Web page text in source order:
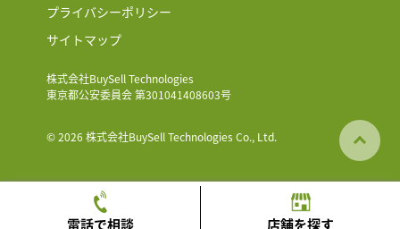
電話で相談 店舗を探す
プライバシーポリシー
サイトマップ
株式会社BuySell Technologies
東京都公安委員会 第301041408603号
© 2026 株式会社BuySell Technologies Co., Ltd.